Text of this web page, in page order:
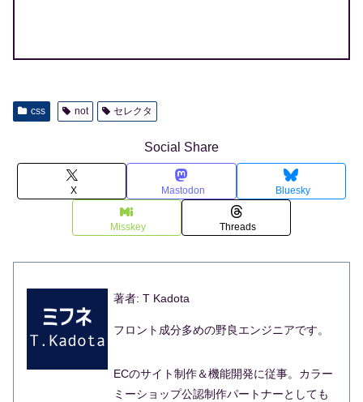
css not セレクタ
Social Share
X Mastodon Bluesky
Misskey Threads
著者: T Kadota
フロント成分多めの野良エンジニアです。
ECのサイト制作＆機能開発に従事。カラー
ミーショップ公認制作パートナーとしても